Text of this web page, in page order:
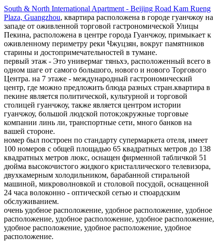
South & North International Apartment - Beijing Road Kam Rueng
Plaza, Guangzhou, квартира расположена в городе гуанчжоу на
западе от оживленной торговой гастрономической Улицы
Пекина, расположена в центре города Гуанчжоу, примыкает к
оживленному периметру реки Чжуцзян, вокруг памятников
старины и достопримечательностей в тумане.
первый этаж - Это универмаг тяньхэ, расположенный всего в
одном шаге от самого большого, нового и нового Торгового
Центра. на 7 этаже - международный гастрономический
центр, где можно предложить блюда разных стран.квартира в
пекине является политической, культурной и торговой
столицей гуанчжоу, также является центром истории
гуанчжоу, большой людской поток;окружные торговые
компании линь ли, транспортные сети, много банков на
вашей стороне.
номер был построен по стандарту супермаркета отеля, имеет
100 номеров с общей площадью 65 квадратных метров до 138
квадратных метров люкс, оснащен фирменной табличкой 51
дюйма высокочистого жидкого кристаллического телевизора,
двухкамерным холодильником, барабанной стиральной
машиной, микроволновкой и столовой посудой, оснащенной
24 часа волоконно - оптической сетью и стюардским
обслуживанием.
очень удобное расположение, удобное расположение, удобное
расположение, удобное расположение, удобное расположение,
удобное расположение, удобное расположение, удобное
расположение.